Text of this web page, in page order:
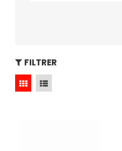
FILTRER